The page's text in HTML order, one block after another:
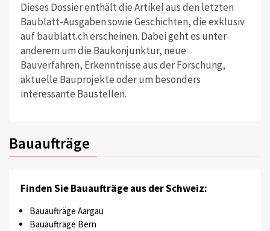
Dieses Dossier enthält die Artikel aus den letzten
Baublatt-Ausgaben sowie Geschichten, die exklusiv
auf baublatt.ch erscheinen. Dabei geht es unter
anderem um die Baukonjunktur, neue
Bauverfahren, Erkenntnisse aus der Forschung,
aktuelle Bauprojekte oder um besonders
interessante Baustellen.
Bauaufträge
Finden Sie Bauaufträge aus der Schweiz:
Bauaufträge Aargau
Bauaufträge Bern